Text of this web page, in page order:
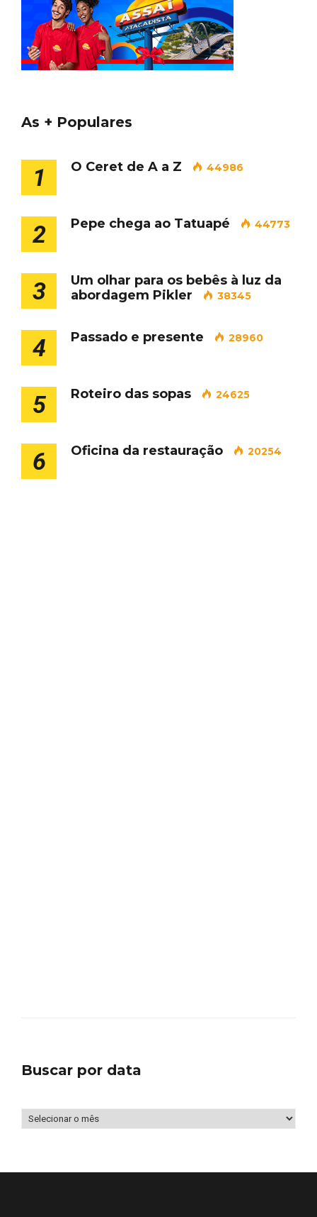
As + Populares
1 O Ceret de A a Z 44986
2 Pepe chega ao Tatuapé 44773
3
Um olhar para os bebês à luz da
abordagem Pikler
38345
4 Passado e presente 28960
5 Roteiro das sopas 24625
6 Oficina da restauração 20254
Buscar por data
Buscar